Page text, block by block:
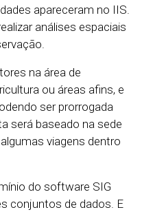
apareceram no IIS.
análises espaciais
na área de
ou áreas afins, e
ser prorrogada
será baseado na sede
viagens dentro
do software SIG
conjuntos de dados. E